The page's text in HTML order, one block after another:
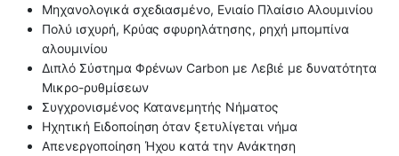
Μηχανολογικά σχεδιασμένο, Ενιαίο Πλαίσιο Αλουμινίου
Πολύ ισχυρή, Κρύας σφυρηλάτησης, ρηχή μπομπίνα
αλουμινίου
Διπλό Σύστημα Φρένων Carbon με Λεβιέ με δυνατότητα
Μικρο-ρυθμίσεων
Συγχρονισμένος Κατανεμητής Νήματος
Ηχητική Ειδοποίηση όταν ξετυλίγεται νήμα
Απενεργοποίηση Ήχου κατά την Ανάκτηση